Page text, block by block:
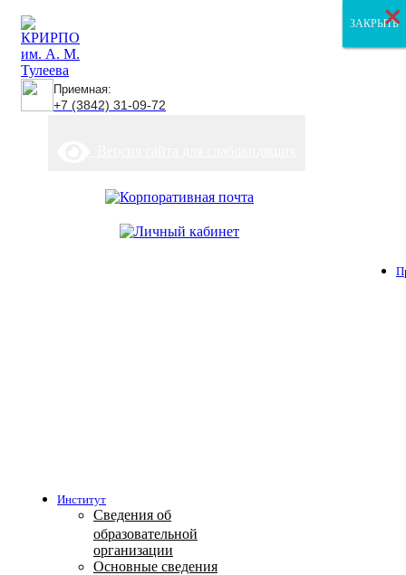
Приемная:
+7 (3842) 31-09-72
Институт
Сведения об
образовательной
организации
Основные сведения
ЗАКРЫТЬ
ЗАКРЫТЬ
ЗАКРЫТЬ
×
×
×